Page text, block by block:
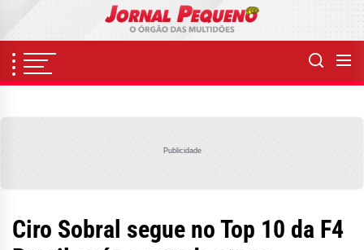
content
Publicidade
Ciro Sobral segue no Top 10 da F4